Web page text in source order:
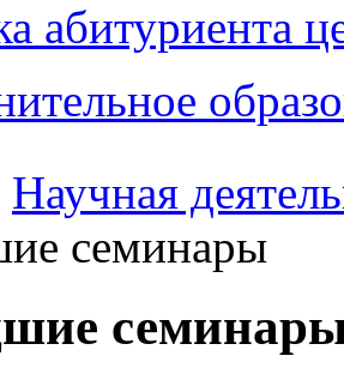
абитуриента
Научная
семинары